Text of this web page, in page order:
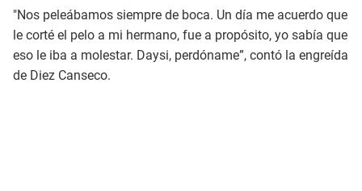
"Nos peleábamos siempre de boca. Un día me acuerdo que
le corté el pelo a mi hermano, fue a propósito, yo sabía que
eso le iba a molestar. Daysi, perdóname”, contó la engreída
de Diez Canseco.